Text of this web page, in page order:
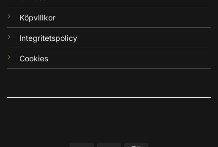
Köpvillkor
Integritetspolicy
Cookies